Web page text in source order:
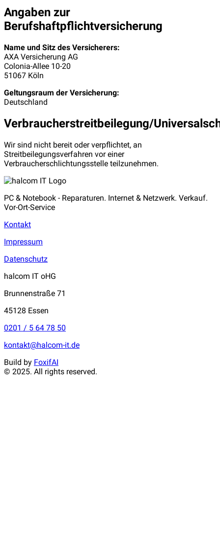
Angaben zur
Berufshaftpflichtversicherung
Name und Sitz des Versicherers:
AXA Versicherung AG
Colonia-Allee 10-20
51067 Köln
Geltungsraum der Versicherung:
Deutschland
Verbraucherstreitbeilegung/
Wir sind nicht bereit oder verpflichtet, an
Streitbeilegungsverfahren vor einer
Verbraucherschlichtungsstelle teilzunehmen.
PC & Notebook - Reparaturen. Internet & Netzwerk. Verkauf.
Vor-Ort-Service
Kontakt
Impressum
Datenschutz
halcom IT oHG
Brunnenstraße 71
45128 Essen
0201 / 5 64 78 50
kontakt@halcom-it.de
Build by FoxifAI
© 2025. All rights reserved.